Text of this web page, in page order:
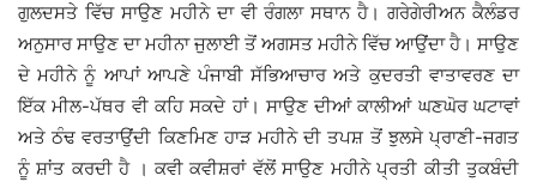
ਗੁਲਦਸਤੇ ਵਿੱਚ ਸਾਉਣ ਮਹੀਨੇ ਦਾ ਵੀ ਰੰਗਲਾ ਸਥਾਨ ਹੈ। ਗਰੇਗੇਰੀਅਨ ਕੈਲੰਡਰ
ਅਨੁਸਾਰ ਸਾਉਣ ਦਾ ਮਹੀਨਾ ਜੁਲਾਈ ਤੋਂ ਅਗਸਤ ਮਹੀਨੇ ਵਿੱਚ ਆਉਂਦਾ ਹੈ। ਸਾਉਣ
ਦੇ ਮਹੀਨੇ ਨੂੰ ਆਪਾਂ ਆਪਣੇ ਪੰਜਾਬੀ ਸੱਭਿਆਚਾਰ ਅਤੇ ਕੁਦਰਤੀ ਵਾਤਾਵਰਣ ਦਾ
ਇੱਕ ਮੀਲ-ਪੱਥਰ ਵੀ ਕਹਿ ਸਕਦੇ ਹਾਂ। ਸਾਉਣ ਦੀਆਂ ਕਾਲੀਆਂ ਘਣਘੋਰ ਘਟਾਵਾਂ
ਅਤੇ ਠੰਢ ਵਰਤਾਉਂਦੀ ਕਿਣਮਿਣ ਹਾੜ ਮਹੀਨੇ ਦੀ ਤਪਸ਼ ਤੋਂ ਝੁਲਸੇ ਪ੍ਰਾਣੀ-ਜਗਤ
ਨੂੰ ਸ਼ਾਂਤ ਕਰਦੀ ਹੈ । ਕਵੀ ਕਵੀਸ਼ਰਾਂ ਵੱਲੋਂ ਸਾਉਣ ਮਹੀਨੇ ਪ੍ਰਤੀ ਕੀਤੀ ਤੁਕਬੰਦੀ